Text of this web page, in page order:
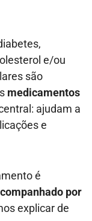
e/ou
são
medicamentos
ajudam a
e
é
por
explicar de